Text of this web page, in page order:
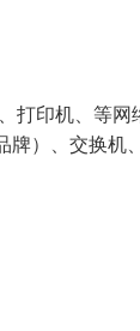
打印机、等
牌）、交换